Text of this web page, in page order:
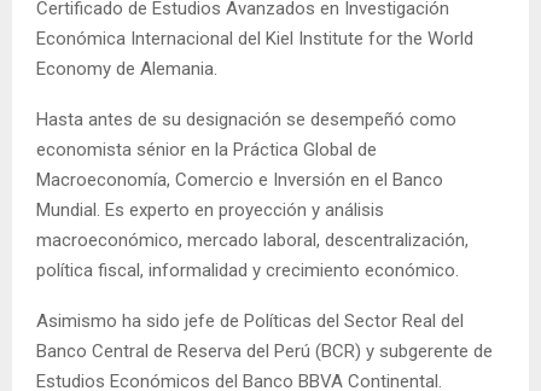
Certificado de Estudios Avanzados en Investigación
Económica Internacional del Kiel Institute for the World
Economy de Alemania.
Hasta antes de su designación se desempeñó como
economista sénior en la Práctica Global de
Macroeconomía, Comercio e Inversión en el Banco
Mundial. Es experto en proyección y análisis
macroeconómico, mercado laboral, descentralización,
política fiscal, informalidad y crecimiento económico.
Asimismo ha sido jefe de Políticas del Sector Real del
Banco Central de Reserva del Perú (BCR) y subgerente de
Estudios Económicos del Banco BBVA Continental.